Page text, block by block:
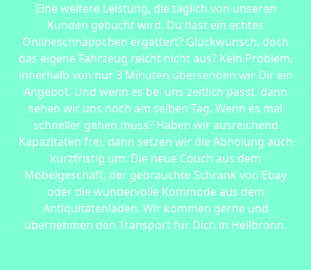
Eine weitere Leistung, die täglich von unseren
Kunden gebucht wird. Du hast ein echtes
Onlineschnäppchen ergattert? Glückwunsch, doch
das eigene Fahrzeug reicht nicht aus? Kein Problem,
innerhalb von nur 3 Minuten übersenden wir Dir ein
Angebot. Und wenn es bei uns zeitlich passt, dann
sehen wir uns noch am selben Tag. Wenn es mal
schneller gehen muss? Haben wir ausreichend
Kapazitäten frei, dann setzen wir die Abholung auch
kurzfristig um. Die neue Couch aus dem
Möbelgeschäft, der gebrauchte Schrank von Ebay
oder die wundervolle Kommode aus dem
Antiquitätenladen. Wir kommen gerne und
übernehmen den Transport für Dich in Heilbronn.